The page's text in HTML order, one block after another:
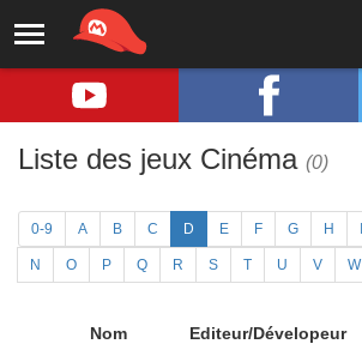
Liste des jeux Cinéma (0)
0-9 A B C D E F G H
N O P Q R S T U V W
Nom Editeur/Dévelopeur